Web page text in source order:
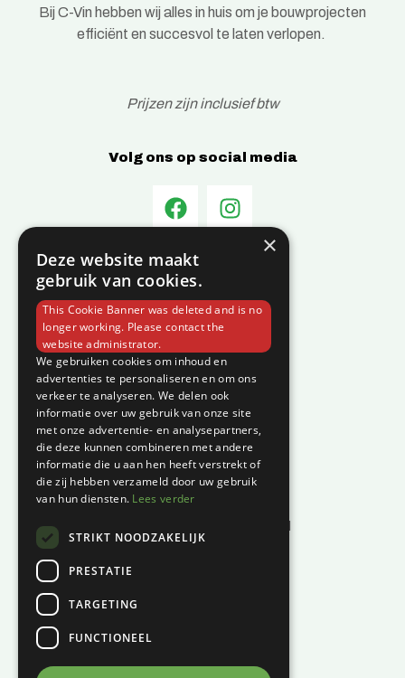
Bij C-Vin hebben wij alles in huis om je bouwprojecten
efficiënt en succesvol te laten verlopen.
Prijzen zijn inclusief btw
Volg ons op social media
Informatie
Over C-Vin
Contact
Klantenservice
Garantie en klachten
Betaalmethodes
Privacyverklaring
Algemene voorwaarden
Levertijd en kosten
Herroepingsrecht & bedenktijd
KVK:01124270
×
Deze website maakt
gebruik van cookies.
This Cookie Banner was deleted and is no
longer working. Please contact the
website administrator.
We gebruiken cookies om inhoud en
advertenties te personaliseren en om ons
verkeer te analyseren. We delen ook
informatie over uw gebruik van onze site
met onze advertentie- en analysepartners,
die deze kunnen combineren met andere
informatie die u aan hen heeft verstrekt of
die zij hebben verzameld door uw gebruik
van hun diensten. Lees verder
STRIKT NOODZAKELIJK
PRESTATIE
TARGETING
FUNCTIONEEL